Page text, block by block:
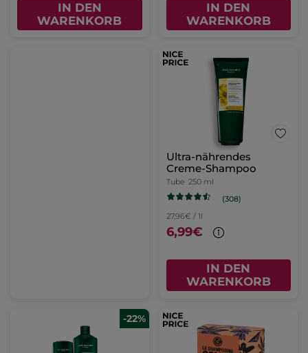
IN DEN
WARENKORB
IN DEN
WARENKORB
Ultra-nährendes
Creme-Shampoo
Tube 250 ml
(308)
27,96€ / 1l
6,99€
IN DEN
WARENKORB
-22%